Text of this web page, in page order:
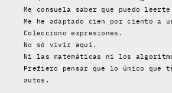
Me consuela saber que puedo
Me he adaptado cien por ciento a
Colecciono expresiones.
No sé vivir aquí.
Ni las matemáticas ni los
Prefiero pensar que lo único que
autos.